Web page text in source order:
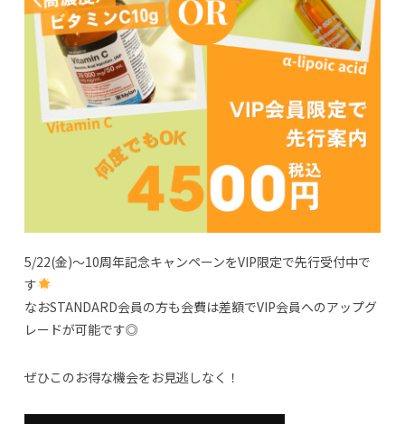
5/22(金)～10周年記念キャンペーンをVIP限定で先行受付中で
す
なおSTANDARD会員の方も会費は差額でVIP会員へのアップグ
レードが可能です◎
ぜひこのお得な機会をお見逃しなく！